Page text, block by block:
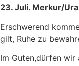
23. Juli. Merkur/
Erschwerend
gilt, Ruhe zu
Im Guten,dürfen wir